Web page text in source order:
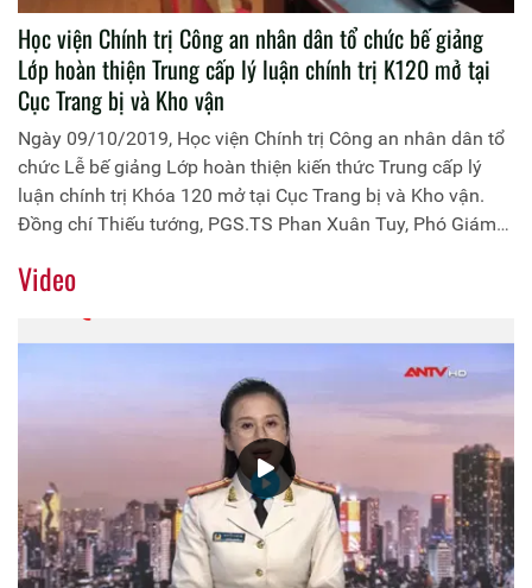
Học viện Chính trị Công an nhân dân tổ chức bế giảng
Lớp hoàn thiện Trung cấp lý luận chính trị K120 mở tại
Cục Trang bị và Kho vận
Ngày 09/10/2019, Học viện Chính trị Công an nhân dân tổ
chức Lễ bế giảng Lớp hoàn thiện kiến thức Trung cấp lý
luận chính trị Khóa 120 mở tại Cục Trang bị và Kho vận.
Đồng chí Thiếu tướng, PGS.TS Phan Xuân Tuy, Phó Giám
Video